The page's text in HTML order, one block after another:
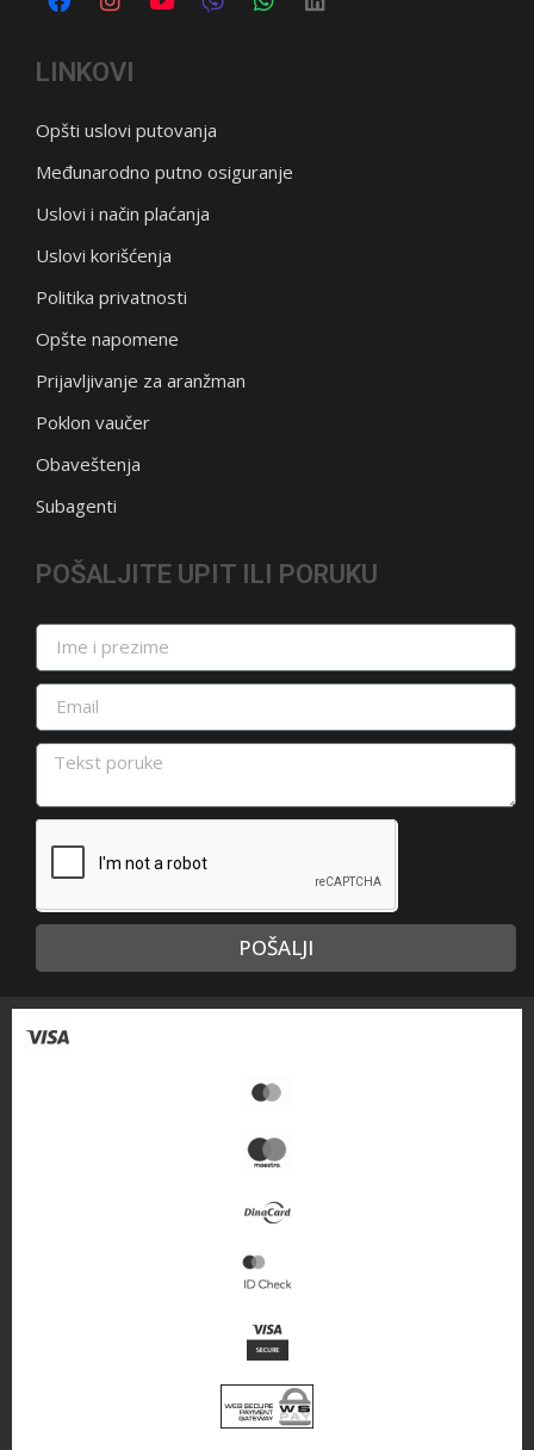
LINKOVI
Opšti uslovi putovanja
Međunarodno putno osiguranje
Uslovi i način plaćanja
Uslovi korišćenja
Politika privatnosti
Opšte napomene
Prijavljivanje za aranžman
Poklon vaučer
Obaveštenja
Subagenti
POŠALJITE UPIT ILI PORUKU
POŠALJI